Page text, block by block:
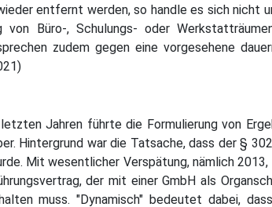
entfernt werden, so handle es sich nicht
von Büro-, Schulungs- oder
zudem gegen eine vorgesehene
Jahren führte die Formulierung von
Hintergrund war die Tatsache, dass der §
Mit wesentlicher Verspätung, nämlich
der mit einer GmbH als
muss. "Dynamisch" bedeutet dabei,